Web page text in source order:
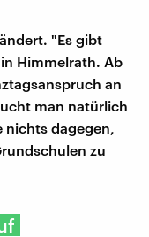
"Es gibt
Himmelrath. Ab
an
man natürlich
dagegen,
zu